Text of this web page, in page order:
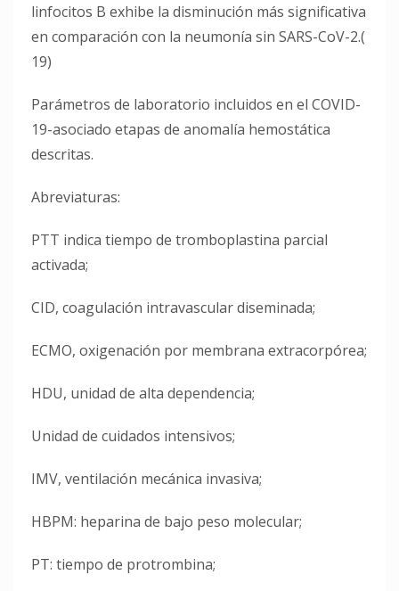
linfocitos B exhibe la disminución más significativa
en comparación con la neumonía sin SARS-CoV-2.(
19)
Parámetros de laboratorio incluidos en el COVID-
19-asociado etapas de anomalía hemostática
descritas.
Abreviaturas:
PTT indica tiempo de tromboplastina parcial
activada;
CID, coagulación intravascular diseminada;
ECMO, oxigenación por membrana extracorpórea;
HDU, unidad de alta dependencia;
Unidad de cuidados intensivos;
IMV, ventilación mecánica invasiva;
HBPM: heparina de bajo peso molecular;
PT: tiempo de protrombina;